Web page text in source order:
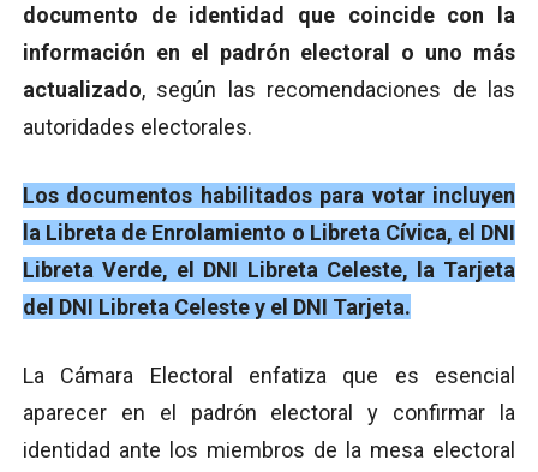
documento de identidad que coincide con la
información en el padrón electoral o uno más
actualizado, según las recomendaciones de las
autoridades electorales.
Los documentos habilitados para votar incluyen
la Libreta de Enrolamiento o Libreta Cívica, el DNI
Libreta Verde, el DNI Libreta Celeste, la Tarjeta
del DNI Libreta Celeste y el DNI Tarjeta.
La Cámara Electoral enfatiza que es esencial
aparecer en el padrón electoral y confirmar la
identidad ante los miembros de la mesa electoral